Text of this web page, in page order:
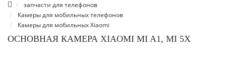
запчасти для телефонов
Камеры для мобильных телефонов
Камеры для мобильных Xiaomi
ОСНОВНАЯ КАМЕРА XIAOMI MI A1, MI 5X